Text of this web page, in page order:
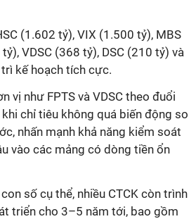
(1.602 tỷ), VIX (1.500 tỷ), MBS
VDSC (368 tỷ), DSC (210 tỷ) và
kế hoạch tích cực.
vị như FPTS và VDSC theo đuổi
chỉ tiêu không quá biến động so
, nhấn mạnh khả năng kiểm soát
vào các mảng có dòng tiền ổn
số cụ thể, nhiều CTCK còn trình
triển cho 3–5 năm tới, bao gồm